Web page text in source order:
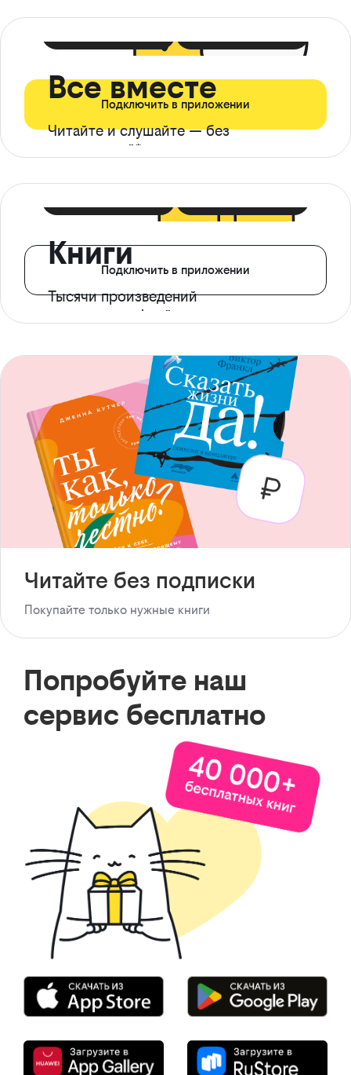
Все вместе
Читайте и слушайте — без
ограничений*
Подключить в приложении
Книги
Тысячи произведений
с доступом офлайн
Подключить в приложении
Читайте без подписки
Покупайте только нужные книги
Попробуйте наш
сервис бесплатно